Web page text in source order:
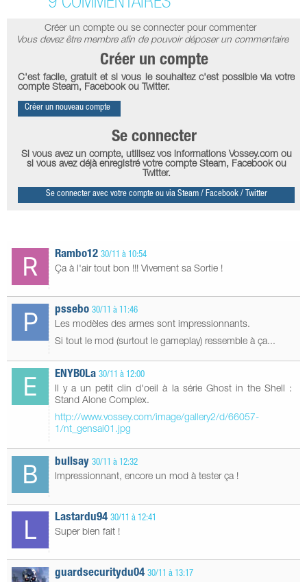
Créer un compte ou se connecter pour commenter
Vous devez être membre afin de pouvoir déposer un commentaire
Créer un compte
C'est facile, gratuit et si vous le souhaitez c'est possible via votre
compte Steam, Facebook ou Twitter.
Créer un nouveau compte
Se connecter
Si vous avez un compte, utilisez vos informations Vossey.com ou
si vous avez déjà enregistré votre compte Steam, Facebook ou
Twitter.
Se connecter avec votre compte ou via Steam / Facebook / Twitter
Rambo12 30/11 à 10:54
Ça à l'air tout bon !!! Vivement sa Sortie !
pssebo 30/11 à 11:46
Les modèles des armes sont impressionnants.
Si tout le mod (surtout le gameplay) ressemble à ça...
ENYB0La 30/11 à 12:00
Il y a un petit clin d'oeil à la série Ghost in the Shell :
Stand Alone Complex.
http://www.vossey.com/image/gallery2/d/66057-
1/nt_gensai01.jpg
bullsay 30/11 à 12:32
Impressionnant, encore un mod à tester ça !
Lastardu94 30/11 à 12:41
Super bien fait !
guardsecuritydu04 30/11 à 13:17